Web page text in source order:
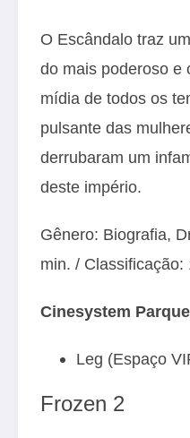
O Escândalo traz
do mais poderoso e
mídia de todos os
pulsante das
derrubaram um
deste império.
Gênero: Biografia,
min. / Classificação:
Cinesystem
Leg (Espaço
Frozen 2